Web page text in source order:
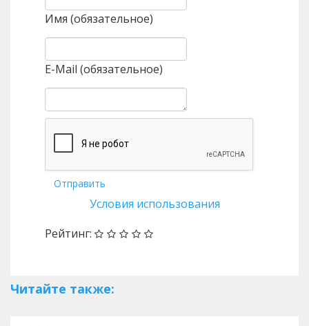
Имя (обязательное)
E-Mail (обязательное)
Отправить
Условия использования
Рейтинг:
Читайте также: